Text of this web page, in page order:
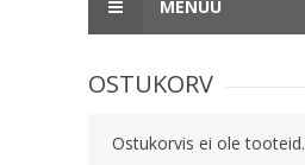
MENÜÜ
OSTUKORV
Ostukorvis ei ole tooteid.